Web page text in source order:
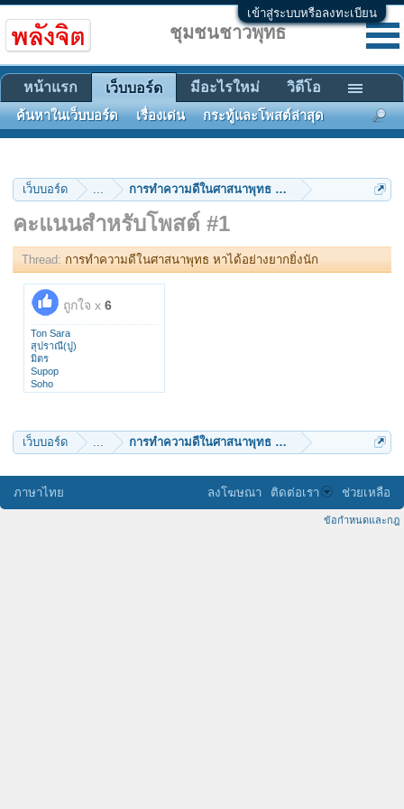
เข้าสู่ระบบหรือลงทะเบียน
เว็บบอร์ด ... การทำความดีในศาสนาพุทธ หาได้อย่างยากยิ่งนัก
คะแนนสำหรับโพสต์ #1
Thread: การทำความดีในศาสนาพุทธ หาได้อย่างยากยิ่งนัก
ถูกใจ x 6
Ton Sara
สุปราณี(ปู)
มิตร
Supop
Soho
gatsby_ut
เว็บบอร์ด ... การทำความดีในศาสนาพุทธ หาได้อย่างยากยิ่งนัก
ชุมชนชาวพุทธ
หน้าแรก เว็บบอร์ด
ค้นหาในเว็บบอร์ด เรื่องเด่น กระทู้และโพสต์ล่าสุด
มีอะไรใหม่ วิดีโอ
ภาษาไทย ลงโฆษณา ติดต่อเรา ช่วยเหลือ
ข้อกำหนดและกฎ